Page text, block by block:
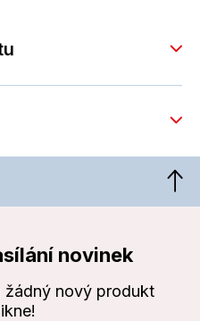
novinek
žádný nový produkt